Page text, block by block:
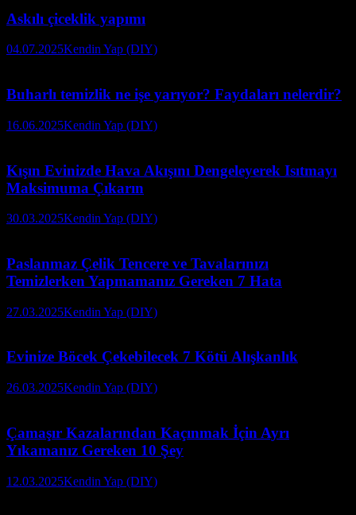
Askılı çiceklik yapımı
04.07.2025Kendin Yap (DIY)
Buharlı temizlik ne işe yarıyor? Faydaları nelerdir?
16.06.2025Kendin Yap (DIY)
Kışın Evinizde Hava Akışını Dengeleyerek Isıtmayı
Maksimuma Çıkarın
30.03.2025Kendin Yap (DIY)
Paslanmaz Çelik Tencere ve Tavalarınızı
Temizlerken Yapmamanız Gereken 7 Hata
27.03.2025Kendin Yap (DIY)
Evinize Böcek Çekebilecek 7 Kötü Alışkanlık
26.03.2025Kendin Yap (DIY)
Çamaşır Kazalarından Kaçınmak İçin Ayrı
Yıkamanız Gereken 10 Şey
12.03.2025Kendin Yap (DIY)